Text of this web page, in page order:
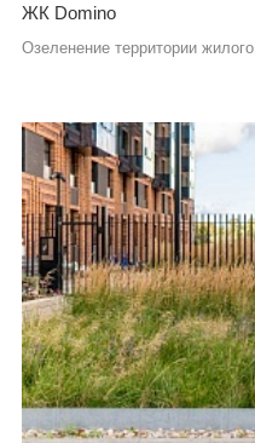
ЖК Domino
Озеленение территории